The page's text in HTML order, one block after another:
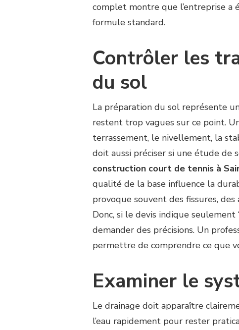
complet montre que l’entreprise
formule standard.
Contrôler les
du sol
La préparation du sol représente
restent trop vagues sur ce point.
terrassement, le nivellement, la
doit aussi préciser si une étude de
construction court de tennis à
qualité de la base influence la
provoque souvent des fissures,
Donc, si le devis indique
demander des précisions. Un
permettre de comprendre ce que
Examiner le
Le drainage doit apparaître
l’eau rapidement pour rester